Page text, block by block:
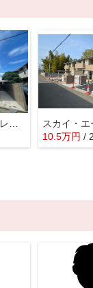
スカイ・エ
10.5万円 /